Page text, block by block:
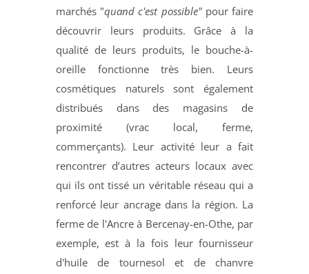
marchés "quand c'est possible"pour faire
découvrir leurs produits. Grâce à la
qualité de leurs produits, le bouche-à-
oreille fonctionne très bien. Leurs
cosmétiques naturels sont également
distribués dans des magasins de
proximité (vrac local, ferme,
commerçants). Leur activité leur a fait
rencontrer d’autres acteurs locaux avec
qui ils ont tissé un véritable réseau qui a
renforcé leur ancrage dans la région. La
ferme de l'Ancre à Bercenay-en-Othe, par
exemple, est à la fois leur fournisseur
d'huile de tournesol et de chanvre